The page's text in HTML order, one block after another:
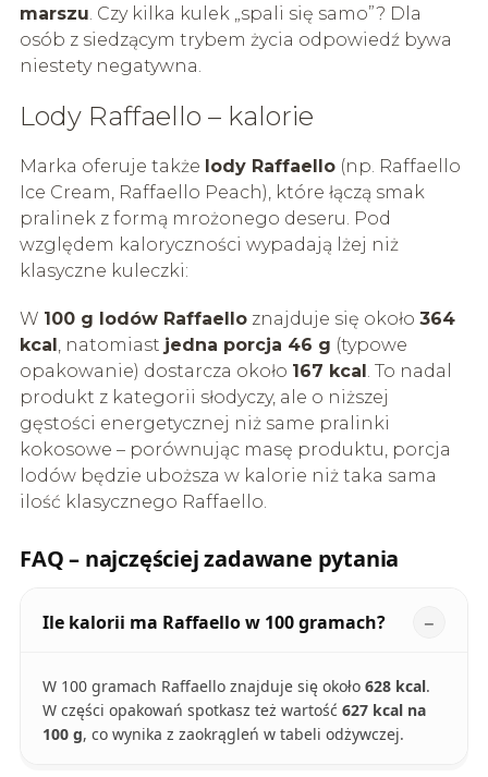
marszu. Czy kilka kulek „spali się samo”? Dla
osób z siedzącym trybem życia odpowiedź bywa
niestety negatywna.
Lody Raffaello – kalorie
Marka oferuje także lody Raffaello(np. Raffaello
Ice Cream, Raffaello Peach), które łączą smak
pralinek z formą mrożonego deseru. Pod
względem kaloryczności wypadają lżej niż
klasyczne kuleczki:
W 100 g lodów Raffaelloznajduje się około 364
kcal, natomiast jedna porcja 46 g (typowe
opakowanie) dostarcza około 167 kcal. To nadal
produkt z kategorii słodyczy, ale o niższej
gęstości energetycznej niż same pralinki
kokosowe – porównując masę produktu, porcja
lodów będzie uboższa w kalorie niż taka sama
ilość klasycznego Raffaello.
FAQ – najczęściej zadawane pytania
Ile kalorii ma Raffaello w 100 gramach?
W 100 gramach Raffaello znajduje się około 628 kcal.
W części opakowań spotkasz też wartość 627 kcal na
100 g, co wynika z zaokrągleń w tabeli odżywczej.